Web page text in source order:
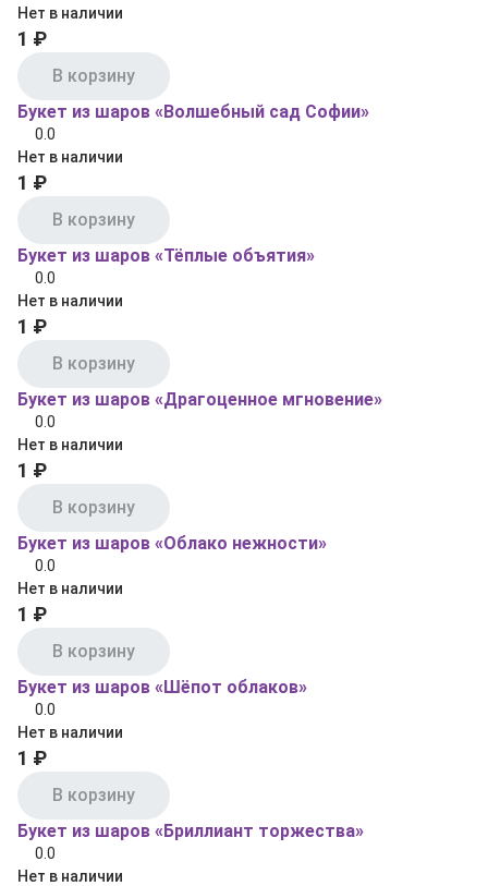
Нет в наличии
1 ₽
В корзину
Букет из шаров «Волшебный сад Софии»
0.0
Нет в наличии
1 ₽
В корзину
Букет из шаров «Тёплые объятия»
0.0
Нет в наличии
1 ₽
В корзину
Букет из шаров «Драгоценное мгновение»
0.0
Нет в наличии
1 ₽
В корзину
Букет из шаров «Облако нежности»
0.0
Нет в наличии
1 ₽
В корзину
Букет из шаров «Шёпот облаков»
0.0
Нет в наличии
1 ₽
В корзину
Букет из шаров «Бриллиант торжества»
0.0
Нет в наличии